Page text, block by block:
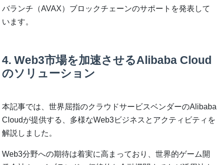
バランチ（AVAX）ブロックチェーンのサポートを発表して
います。
4. Web3市場を加速させるAlibaba Cloud
のソリューション
本記事では、世界屈指のクラウドサービスベンダーのAlibaba
Cloudが提供する、多様なWeb3ビジネスとアクティビティを
解説しました。
Web3分野への期待は着実に高まっており、世界的ゲーム開